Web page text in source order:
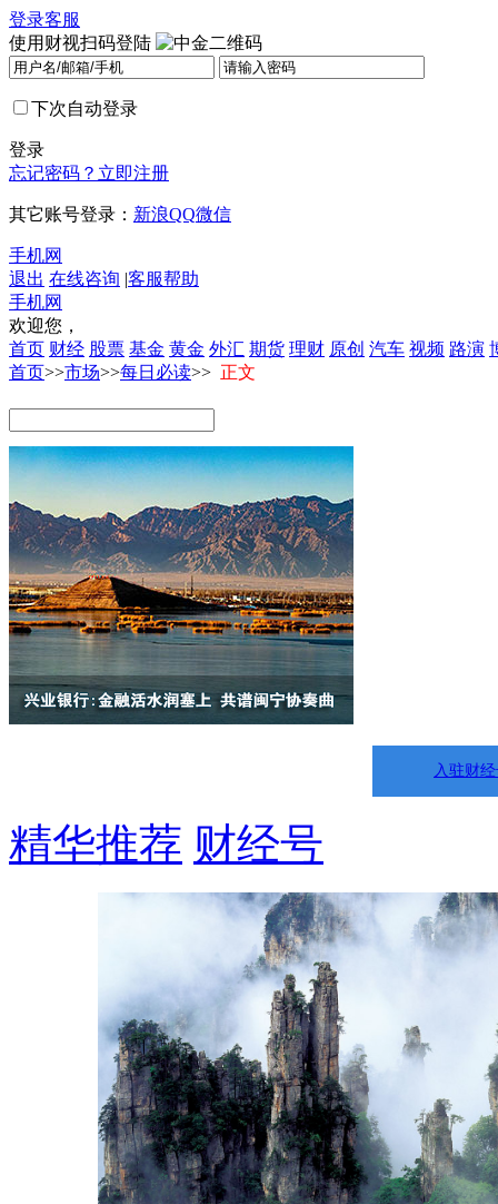
登录客服
使用财视扫码登陆
下次自动登录
登录
忘记密码？ 立即注册
其它账号登录： 新浪QQ微信
手机网
退出 在线咨询 |客服帮助
手机网
欢迎您，
首页 财经 股票 基金 黄金 外汇 期货 理财 原创 汽车 视频 路演
首页>>市场>>每日必读>> 正文
入驻财
精华推荐 财经号